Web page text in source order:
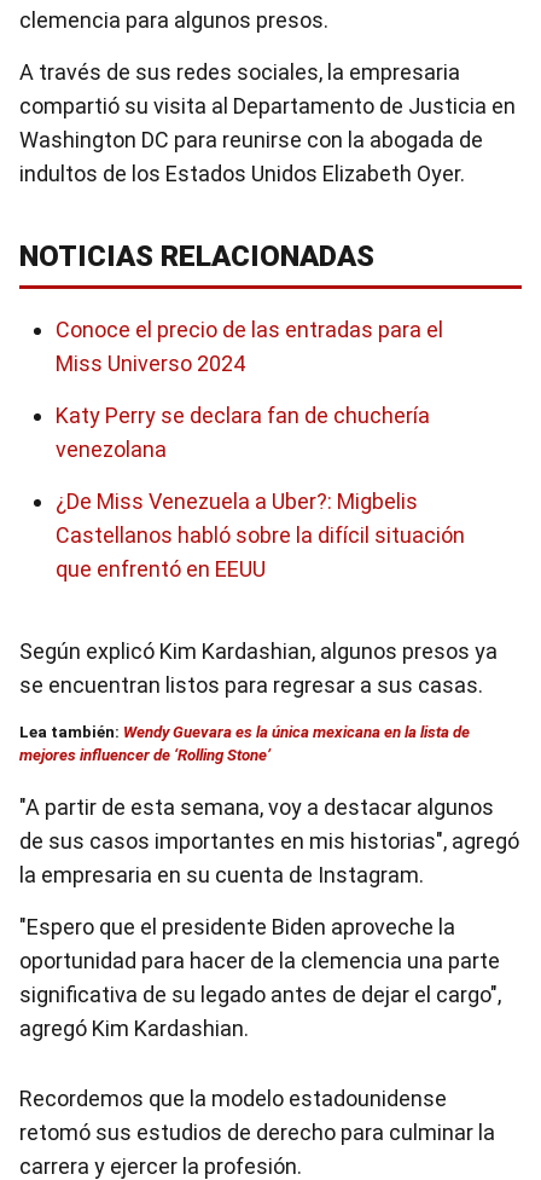
clemencia para algunos presos.
A través de sus redes sociales, la empresaria
compartió su visita al Departamento de Justicia en
Washington DC para reunirse con la abogada de
indultos de los Estados Unidos Elizabeth Oyer.
NOTICIAS RELACIONADAS
Conoce el precio de las entradas para el
Miss Universo 2024
Katy Perry se declara fan de chuchería
venezolana
¿De Miss Venezuela a Uber?: Migbelis
Castellanos habló sobre la difícil situación
que enfrentó en EEUU
Según explicó Kim Kardashian, algunos presos ya
se encuentran listos para regresar a sus casas.
Lea también: Wendy Guevara es la única mexicana en la lista de
mejores influencer de ‘Rolling Stone’
"A partir de esta semana, voy a destacar algunos
de sus casos importantes en mis historias", agregó
la empresaria en su cuenta de Instagram.
"Espero que el presidente Biden aproveche la
oportunidad para hacer de la clemencia una parte
significativa de su legado antes de dejar el cargo",
agregó Kim Kardashian.
Recordemos que la modelo estadounidense
retomó sus estudios de derecho para culminar la
carrera y ejercer la profesión.